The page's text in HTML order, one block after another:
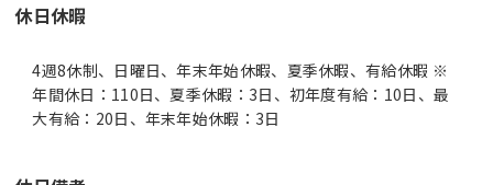
休日休暇
4週8休制、日曜日、年末年始休暇、夏季休暇、有給休暇 ※
年間休日：110日、夏季休暇：3日、初年度有給：10日、最
大有給：20日、年末年始休暇：3日